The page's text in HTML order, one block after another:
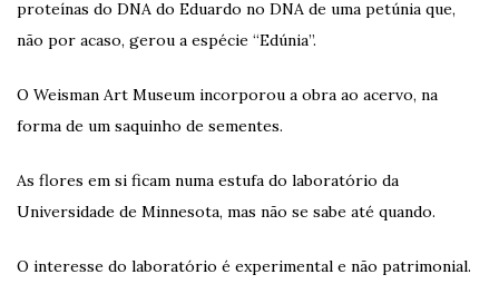
proteínas do DNA do Eduardo no DNA de uma petúnia que,
não por acaso, gerou a espécie “Edúnia”.
O Weisman Art Museum incorporou a obra ao acervo, na
forma de um saquinho de sementes.
As flores em si ficam numa estufa do laboratório da
Universidade de Minnesota, mas não se sabe até quando.
O interesse do laboratório é experimental e não patrimonial.